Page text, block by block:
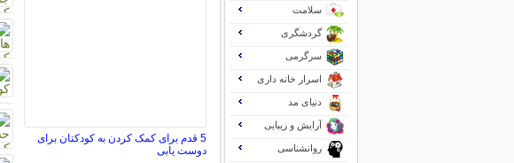
5 قدم برای کمک کردن به کودکتان برای
دوست یابی
سلامت
گردشگری
سرگرمی
اسرار خانه داری
دنیای مد
آرایش و زیبایی
روانشناسی